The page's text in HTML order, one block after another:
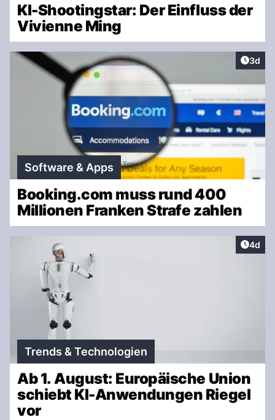
KI-Shootingstar: Der Einfluss der
Vivienne Ming
3d
Software & Apps
Booking.com muss rund 400
Millionen Franken Strafe zahlen
4d
Trends & Technologien
Ab 1. August: Europäische Union
schiebt KI-Anwendungen Riegel
vor